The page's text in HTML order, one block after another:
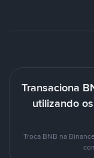
Transaciona
utilizando
Troca BNB na